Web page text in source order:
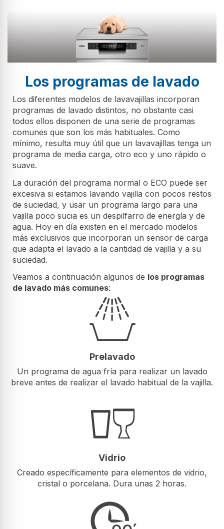
Los programas de lavado
Los diferentes modelos de lavavajillas incorporan
programas de lavado distintos, no obstante casi
todos ellos disponen de una serie de programas
comunes que son los más habituales. Como
mínimo, resulta muy útil que un lavavajillas tenga un
programa de media carga, otro eco y uno rápido o
suave.
La duración del programa normal o ECO puede ser
excesiva si estamos lavando vajilla con pocos restos
de suciedad, y usar un programa largo para una
vajilla poco sucia es un despilfarro de energía y de
agua. Hoy en día existen en el mercado modelos
más exclusivos que incorporan un sensor de carga
que adapta el lavado a la cantidad de vajilla y a su
suciedad.
Veamos a continuación algunos de los programas
de lavado más comunes:
Prelavado
Un programa de agua fría para realizar un lavado
breve antes de realizar el lavado habitual de la vajilla.
Vidrio
Creado específicamente para elementos de vidrio,
cristal o porcelana. Dura unas 2 horas.